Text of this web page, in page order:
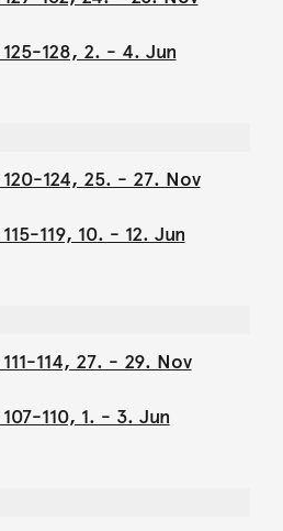
128, 2. - 4. Jun
124, 25. - 27. Nov
119, 10. - 12. Jun
114, 27. - 29. Nov
110, 1. - 3. Jun